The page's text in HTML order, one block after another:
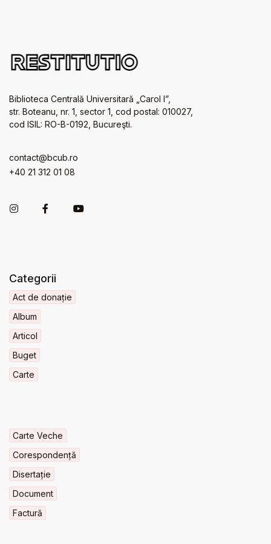
Biblioteca Centrală Universitară „Carol I”,
str. Boteanu, nr. 1, sector 1, cod postal: 010027,
cod ISIL: RO-B-0192, Bucureşti.
contact@bcub.ro
+40 21 312 01 08
Categorii
Act de donație
Album
Articol
Buget
Carte
Carte Veche
Corespondență
Disertație
Document
Factură